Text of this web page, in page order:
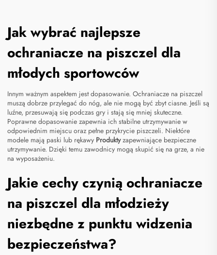
Jak wybrać najlepsze
ochraniacze na piszczel dla
młodych sportowców
Innym ważnym aspektem jest dopasowanie. Ochraniacze na piszczel
muszą dobrze przylegać do nóg, ale nie mogą być zbyt ciasne. Jeśli są
luźne, przesuwają się podczas gry i stają się mniej skuteczne.
Poprawne dopasowanie zapewnia ich stabilne utrzymywanie w
odpowiednim miejscu oraz pełne przykrycie piszczeli. Niektóre
modele mają paski lub rękawy Produktyzapewniające bezpieczne
utrzymywanie. Dzięki temu zawodnicy mogą skupić się na grze, a nie
na wyposażeniu.
Jakie cechy czynią ochraniacze
na piszczel dla młodzieży
niezbędne z punktu widzenia
bezpieczeństwa?